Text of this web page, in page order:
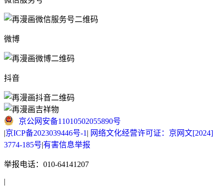
微博
抖音
京公网安备11010502055890号
|京ICP备2023039446号-1 | 网络文化经营许可证：京网文[2024]
3774-185号|有害信息举报
举报电话：010-64141207
|